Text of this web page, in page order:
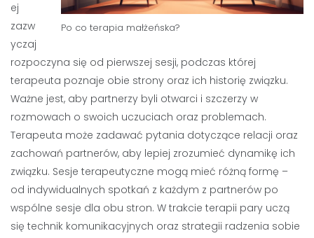
Po co terapia małżeńska?
ej
zazw
yczaj
rozpoczyna się od pierwszej sesji, podczas której
terapeuta poznaje obie strony oraz ich historię związku.
Ważne jest, aby partnerzy byli otwarci i szczerzy w
rozmowach o swoich uczuciach oraz problemach.
Terapeuta może zadawać pytania dotyczące relacji oraz
zachowań partnerów, aby lepiej zrozumieć dynamikę ich
związku. Sesje terapeutyczne mogą mieć różną formę –
od indywidualnych spotkań z każdym z partnerów po
wspólne sesje dla obu stron. W trakcie terapii pary uczą
się technik komunikacyjnych oraz strategii radzenia sobie